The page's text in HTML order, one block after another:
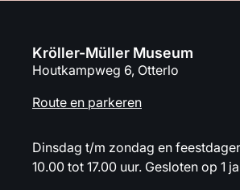
Kröller-Müller Museum
Houtkampweg 6, Otterlo
Route en parkeren
Dinsdag t/m zondag en
10.00 tot 17.00 uur. Gesloten op 1